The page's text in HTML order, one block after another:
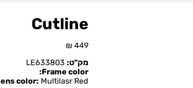
Cutline
₪ 449
מק"ט:
Frame color:
color: Multilasr Red